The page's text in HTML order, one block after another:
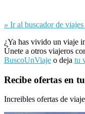
» Ir al buscador de
¿Ya has vivido un viaje
Únete a otros viajeros
BuscoUnViaje o deja tu
Recibe ofertas en
Increibles ofertas de